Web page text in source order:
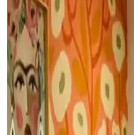
Küçük Oturma
ve Dekorasyon
Küçük oturma
dekorasyonunda
Doğru mobilya seçimi
hem şık kılar.